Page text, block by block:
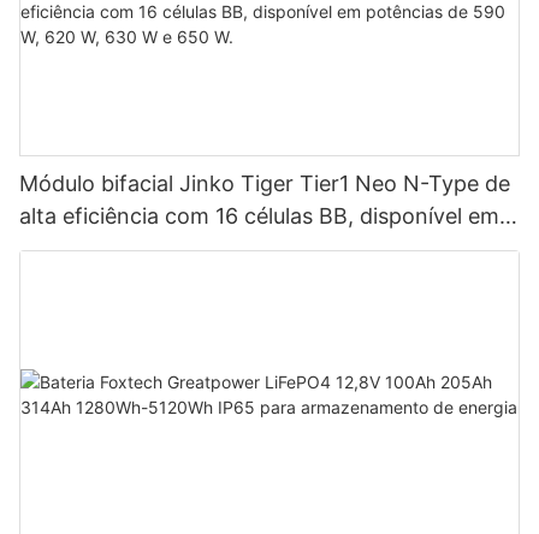
Módulo bifacial Jinko Tiger Tier1 Neo N-Type de
alta eficiência com 16 células BB, disponível em
potências de 590 W, 620 W, 630 W e 650 W.